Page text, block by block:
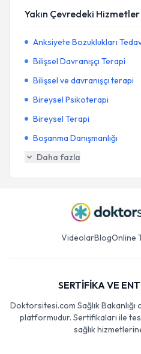
Yakın Çevredeki Hizmetler
Anksiyete Bozuklukları
Bilişsel Davranışçı Terapi
Bilişsel ve davranışçı terapi
Bireysel Psikoterapi
Bireysel Terapi
Boşanma Danışmanlığı
Daha fazla
VideolarBlogOnline
SERTİFİKA VE
Doktorsitesi.com Sağlık Bakanlığı
platformudur. Sertifikaları ile
sağlık